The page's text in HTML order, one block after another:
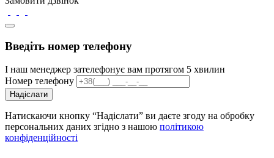
Введіть номер телефону
І наш менеджер зателефонує вам протягом 5 хвилин
Номер телефону
Надіслати
Натискаючи кнопку “Надіслати” ви даєте згоду на обробку
персональних даних згідно з нашою політикою
конфіденційності